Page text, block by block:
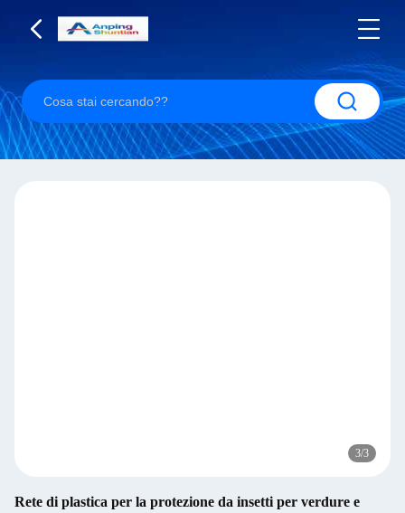
3/3
Rete di plastica per la protezione da insetti per verdure e